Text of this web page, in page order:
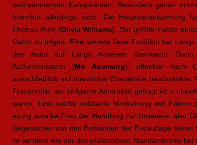
weltmännischen Konspiranten. Besonders genau
Intention allerdings nicht. Die Hauptverantwortung
Ehefrau Ruth (Olivia Williams). Der größte Fehler
Gattin zu folgen. Eine weitere fiese Funktion hat
den Autor auf Langs Anwesen überwacht.
Außenministerin (Mo Asumang), offenbar nach
ausschließlich auf männliche Charaktere
Frauenrolle, wo intrigante Amoralität gefragt ist –
waren. Eine solche eklatante Verdrehung der Fakten
einzig autarke Frau der Handlung zur Urheberin aller
siegessicher von den Einbänden der Erstauflage
so verdient wie der des prätentiösen Standardkrimis bei